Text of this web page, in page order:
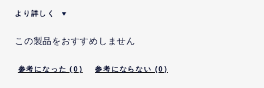
より詳しく
本レビューを投稿するにあた
ブを受けることが示唆されま
いいえ
この製品をおすすめしません
0 0